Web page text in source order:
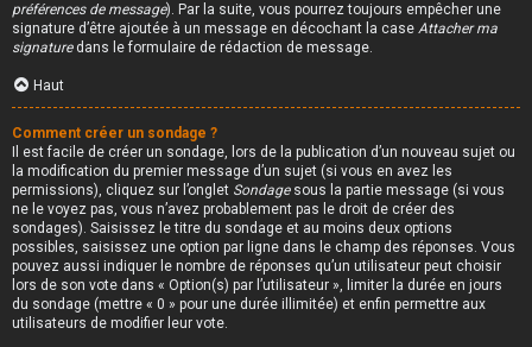
préférences de message). Par la suite, vous pourrez toujours empêcher une
signature d’être ajoutée à un message en décochant la case Attacher ma
signaturedans le formulaire de rédaction de message.
Haut
Comment créer un sondage ?
Il est facile de créer un sondage, lors de la publication d’un nouveau sujet ou
la modification du premier message d’un sujet (si vous en avez les
permissions), cliquez sur l’onglet Sondagesous la partie message (si vous
ne le voyez pas, vous n’avez probablement pas le droit de créer des
sondages). Saisissez le titre du sondage et au moins deux options
possibles, saisissez une option par ligne dans le champ des réponses. Vous
pouvez aussi indiquer le nombre de réponses qu’un utilisateur peut choisir
lors de son vote dans « Option(s) par l’utilisateur », limiter la durée en jours
du sondage (mettre « 0 » pour une durée illimitée) et enfin permettre aux
utilisateurs de modifier leur vote.